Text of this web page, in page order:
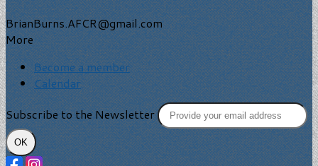
BrianBurns.AFCR@gmail.com
More
Become a member
Calendar
Subscribe to the Newsletter
OK